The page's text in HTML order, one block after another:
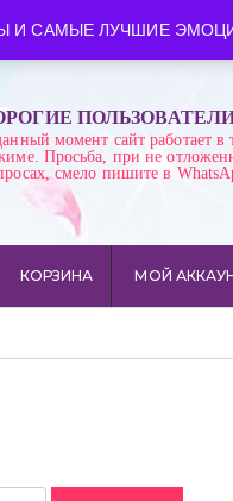
И САМЫЕ ЛУЧШИЕ
момент сайт работает в
Просьба, при не
смело пишите в
КОРЗИНА МОЙ